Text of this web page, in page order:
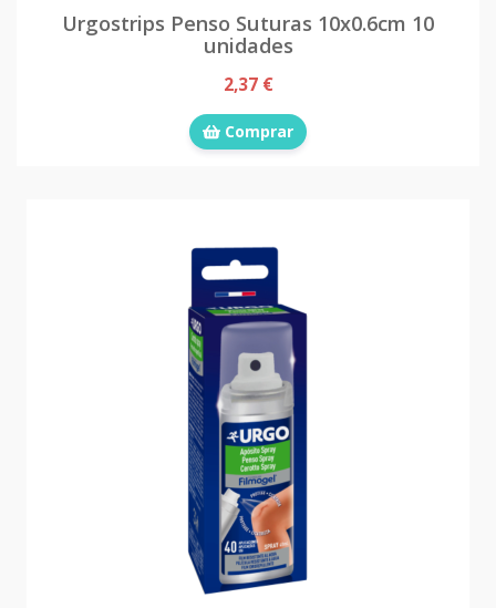
Urgostrips Penso Suturas 10x0.6cm 10
unidades
2,37 €
Comprar